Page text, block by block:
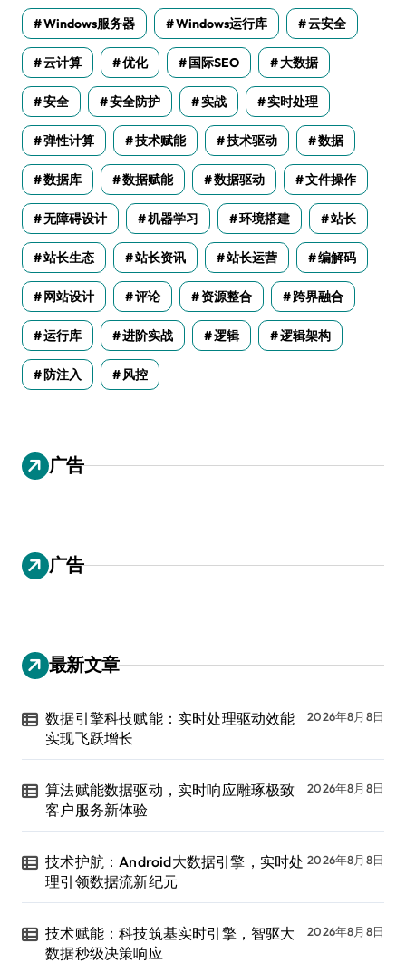
Windows服务器 Windows运行库 云安全
云计算 优化 国际SEO 大数据
安全 安全防护 实战 实时处理
弹性计算 技术赋能 技术驱动 数据
数据库 数据赋能 数据驱动 文件操作
无障碍设计 机器学习 环境搭建 站长
站长生态 站长资讯 站长运营 编解码
网站设计 评论 资源整合 跨界融合
运行库 进阶实战 逻辑 逻辑架构
防注入 风控
广告
广告
最新文章
数据引擎科技赋能：实时处理驱动效能
实现飞跃增长
2026年8月8日
算法赋能数据驱动，实时响应雕琢极致
客户服务新体验
2026年8月8日
技术护航：Android大数据引擎，实时处
理引领数据流新纪元
2026年8月8日
技术赋能：科技筑基实时引擎，智驱大
数据秒级决策响应
2026年8月8日